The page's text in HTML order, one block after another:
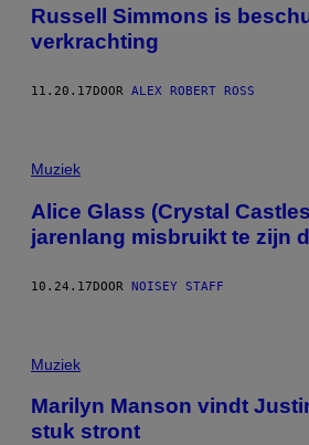
Russell Simmons is
verkrachting
11.20.17 DOOR ALEX ROBERT ROSS
Muziek
Alice Glass (Crystal
jarenlang misbruikt te zijn
10.24.17DOOR NOISEY STAFF
Muziek
Marilyn Manson vindt
stuk stront